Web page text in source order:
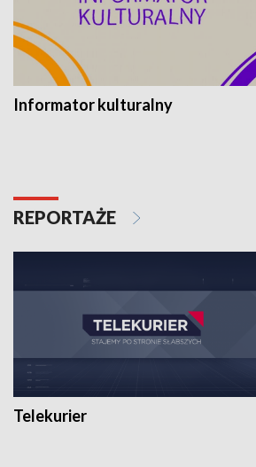
Informator kulturalny
REPORTAŻE
Telekurier